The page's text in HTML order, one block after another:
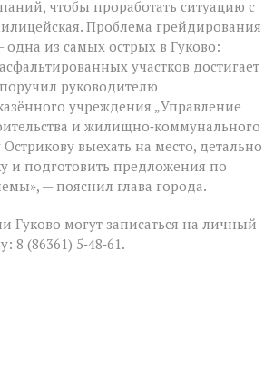
чтобы проработать ситуацию с
Проблема грейдирования
из самых острых в Гуково:
участков достигает
руководителю
учреждения „Управление
и жилищно‑коммунального
Острикову выехать на место, детально
и подготовить предложения по
— пояснил глава города.
Гуково могут записаться на личный
8 (86361) 5‑48‑61.